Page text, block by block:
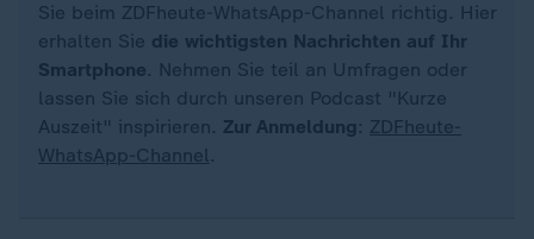
Sie beim ZDFheute-WhatsApp-Channel richtig. Hier
erhalten Sie die wichtigsten Nachrichten auf Ihr
Smartphone. Nehmen Sie teil an Umfragen oder
lassen Sie sich durch unseren Podcast "Kurze
Auszeit" inspirieren. Zur Anmeldung : ZDFheute-
WhatsApp-Channel.